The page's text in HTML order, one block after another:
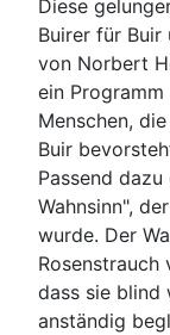
Diese
Buirer für
von Norbert
ein
Menschen,
Buir
Passend
Wahnsinn",
wurde. Der
Rosenstrauch
dass sie blind
anständig